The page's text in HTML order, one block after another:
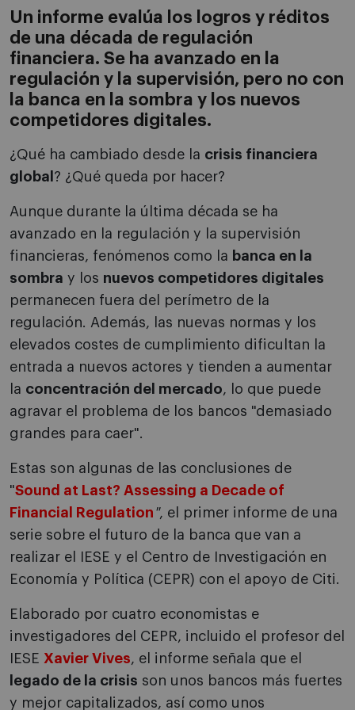
Un informe evalúa los logros y réditos
de una década de regulación
financiera. Se ha avanzado en la
regulación y la supervisión, pero no con
la banca en la sombra y los nuevos
competidores digitales.
¿Qué ha cambiado desde la crisis financiera
global ? ¿Qué queda por hacer?
Aunque durante la última década se ha
avanzado en la regulación y la supervisión
financieras, fenómenos como la banca en la
sombra y los nuevos competidores digitales
permanecen fuera del perímetro de la
regulación. Además, las nuevas normas y los
elevados costes de cumplimiento dificultan la
entrada a nuevos actores y tienden a aumentar
la concentración del mercado, lo que puede
agravar el problema de los bancos "demasiado
grandes para caer".
Estas son algunas de las conclusiones de
"Sound at Last? Assessing a Decade of
Financial Regulation ", el primer informe de una
serie sobre el futuro de la banca que van a
realizar el IESE y el Centro de Investigación en
Economía y Política (CEPR) con el apoyo de Citi.
Elaborado por cuatro economistas e
investigadores del CEPR, incluido el profesor del
IESE Xavier Vives, el informe señala que el
legado de la crisis son unos bancos más fuertes
y mejor capitalizados, así como unos